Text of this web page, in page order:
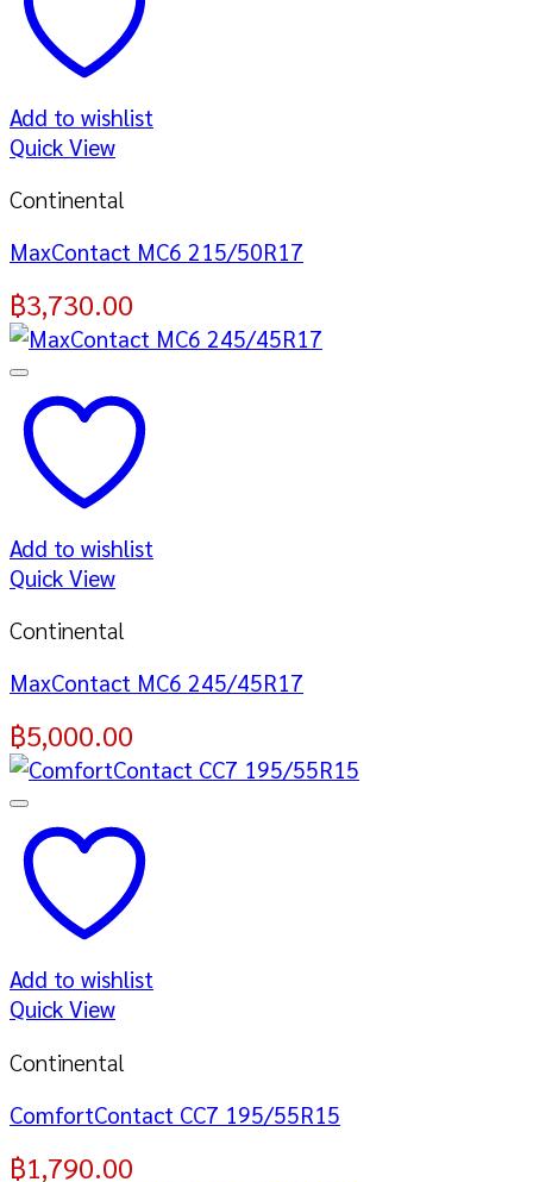
Add to wishlist
Quick View
Continental
MaxContact MC6 215/50R17
฿3,730.00
Add to wishlist
Quick View
Continental
MaxContact MC6 245/45R17
฿5,000.00
Add to wishlist
Quick View
Continental
ComfortContact CC7 195/55R15
฿1,790.00